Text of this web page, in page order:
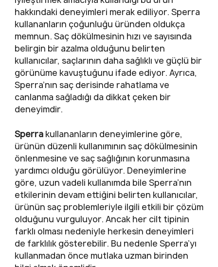
hakkındaki deneyimleri merak ediliyor. Sperra
kullananların çoğunluğu üründen oldukça
memnun. Saç dökülmesinin hızı ve sayısında
belirgin bir azalma olduğunu belirten
kullanıcılar, saçlarının daha sağlıklı ve güçlü bir
görünüme kavuştuğunu ifade ediyor. Ayrıca,
Sperra’nın saç derisinde rahatlama ve
canlanma sağladığı da dikkat çeken bir
deneyimdir.
Sperra kullananların deneyimlerine göre,
ürünün düzenli kullanımının saç dökülmesinin
önlenmesine ve saç sağlığının korunmasına
yardımcı olduğu görülüyor. Deneyimlerine
göre, uzun vadeli kullanımda bile Sperra’nın
etkilerinin devam ettiğini belirten kullanıcılar,
ürünün saç problemleriyle ilgili etkili bir çözüm
olduğunu vurguluyor. Ancak her cilt tipinin
farklı olması nedeniyle herkesin deneyimleri
de farklılık gösterebilir. Bu nedenle Sperra’yı
kullanmadan önce mutlaka uzman birinden